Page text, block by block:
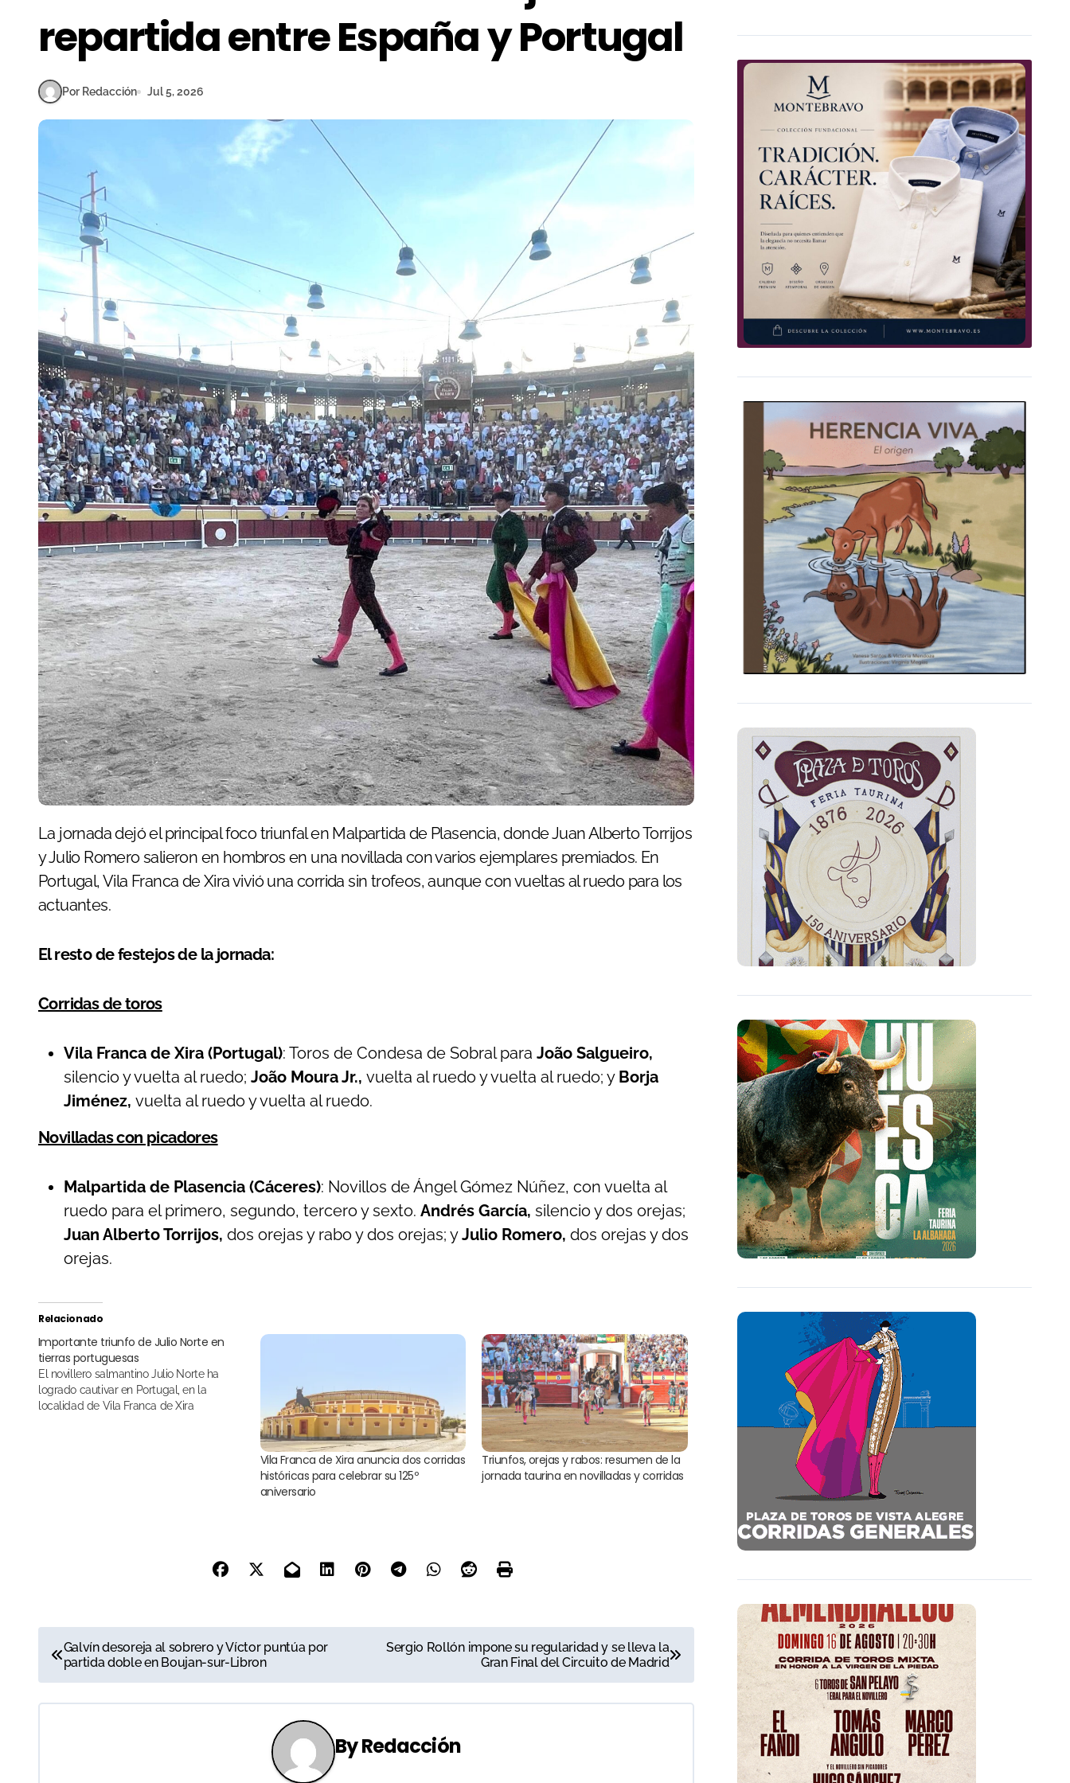
repartida entre España y Portugal
Por Redacción Jul 5, 2026
La jornada dejó el principal foco triunfal en Malpartida de Plasencia, donde Juan Alberto Torrijos
y Julio Romero salieron en hombros en una novillada con varios ejemplares premiados. En
Portugal, Vila Franca de Xira vivió una corrida sin trofeos, aunque con vueltas al ruedo para los
actuantes.
El resto de festejos de la jornada:
Corridas de toros
Vila Franca de Xira (Portugal): Toros de Condesa de Sobral para João Salgueiro,
silencio y vuelta al ruedo; João Moura Jr., vuelta al ruedo y vuelta al ruedo; y Borja
Jiménez, vuelta al ruedo y vuelta al ruedo.
Novilladas con picadores
Malpartida de Plasencia (Cáceres): Novillos de Ángel Gómez Núñez, con vuelta al
ruedo para el primero, segundo, tercero y sexto. Andrés García, silencio y dos orejas;
Juan Alberto Torrijos, dos orejas y rabo y dos orejas; yJulio Romero, dos orejas y dos
orejas.
Relacionado
Importante triunfo de Julio Norte en
tierras portuguesas
El novillero salmantino Julio Norte ha
logrado cautivar en Portugal, en la
localidad de Vila Franca de Xira
Vila Franca de Xira anuncia dos corridas
históricas para celebrar su 125º
aniversario
Triunfos, orejas y rabos: resumen de la
jornada taurina en novilladas y corridas
N
a
v
Galvín desoreja al sobrero y Víctor puntúa por
partida doble en Boujan-sur-Libron
Sergio Rollón impone su regularidad y se lleva la
Gran Final del Circuito de Madrid
ByRedacción